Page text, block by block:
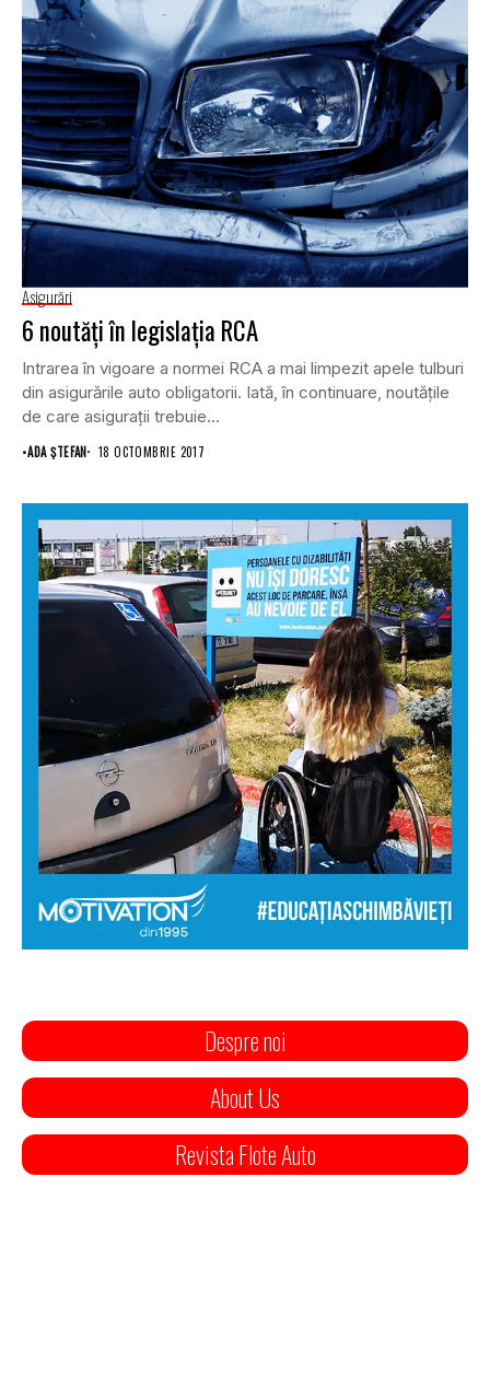
Asigurări
6 noutăţi în legislaţia RCA
Intrarea în vigoare a normei RCA a mai limpezit apele tulburi
din asigurările auto obligatorii. Iată, în continuare, noutăţile
de care asiguraţii trebuie...
•ADA ȘTEFAN 18 OCTOMBRIE 2017
Despre noi
About Us
Revista Flote Auto